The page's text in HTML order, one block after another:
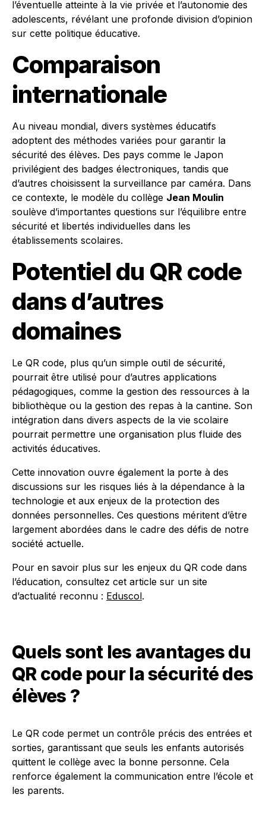
l’éventuelle atteinte à la vie privée et l’autonomie des
adolescents, révélant une profonde division d’opinion
sur cette politique éducative.
Comparaison
internationale
Au niveau mondial, divers systèmes éducatifs
adoptent des méthodes variées pour garantir la
sécurité des élèves. Des pays comme le Japon
privilégient des badges électroniques, tandis que
d’autres choisissent la surveillance par caméra. Dans
ce contexte, le modèle du collège Jean Moulin
soulève d’importantes questions sur l’équilibre entre
sécurité et libertés individuelles dans les
établissements scolaires.
Potentiel du QR code
dans d’autres
domaines
Le QR code, plus qu’un simple outil de sécurité,
pourrait être utilisé pour d’autres applications
pédagogiques, comme la gestion des ressources à la
bibliothèque ou la gestion des repas à la cantine. Son
intégration dans divers aspects de la vie scolaire
pourrait permettre une organisation plus fluide des
activités éducatives.
Cette innovation ouvre également la porte à des
discussions sur les risques liés à la dépendance à la
technologie et aux enjeux de la protection des
données personnelles. Ces questions méritent d’être
largement abordées dans le cadre des défis de notre
société actuelle.
Pour en savoir plus sur les enjeux du QR code dans
l’éducation, consultez cet article sur un site
d’actualité reconnu : Eduscol.
Quels sont les avantages du
QR code pour la sécurité des
élèves ?
Le QR code permet un contrôle précis des entrées et
sorties, garantissant que seuls les enfants autorisés
quittent le collège avec la bonne personne. Cela
renforce également la communication entre l’école et
les parents.